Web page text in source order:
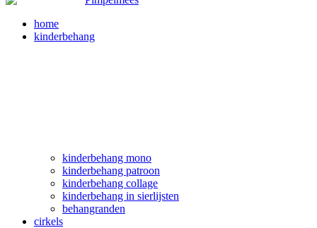
home
kinderbehang
kinderbehang mono
kinderbehang patroon
kinderbehang collage
kinderbehang in sierlijsten
behangranden
cirkels